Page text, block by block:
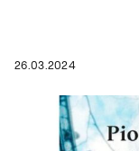
26.03.2024
ALEKSANDRY LIPUT